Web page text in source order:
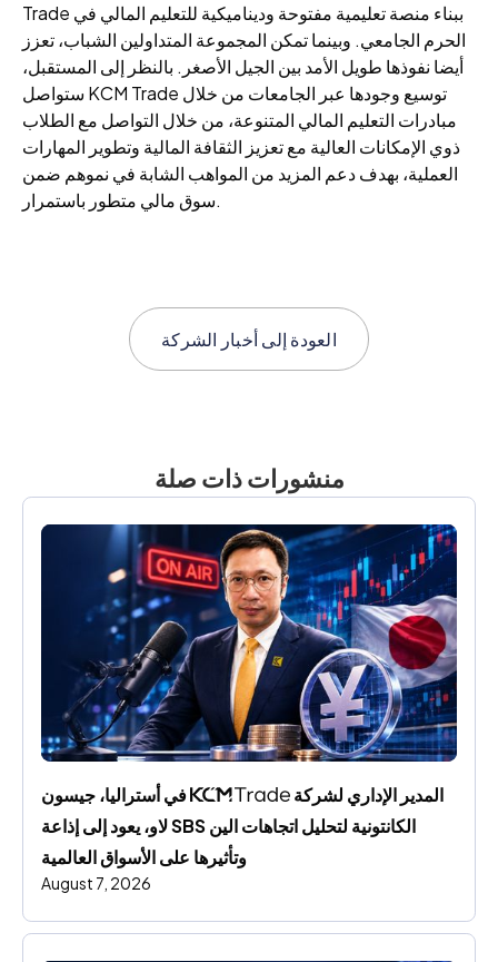
Trade ببناء منصة تعليمية مفتوحة وديناميكية للتعليم المالي في
الحرم الجامعي. وبينما تمكن المجموعة المتداولين الشباب، تعزز
أيضا نفوذها طويل الأمد بين الجيل الأصغر. بالنظر إلى المستقبل،
ستواصل KCM Trade توسيع وجودها عبر الجامعات من خلال
مبادرات التعليم المالي المتنوعة، من خلال التواصل مع الطلاب
ذوي الإمكانات العالية مع تعزيز الثقافة المالية وتطوير المهارات
العملية، بهدف دعم المزيد من المواهب الشابة في نموهم ضمن
سوق مالي متطور باستمرار.
العودة إلىأخبار الشركة
منشورات ذات صلة
المدير الإداري لشركة
في أستراليا، جيسون
لاو، يعود إلى إذاعة SBS الكانتونية لتحليل اتجاهات الين
وتأثيرها على الأسواق العالمية
August 7, 2026